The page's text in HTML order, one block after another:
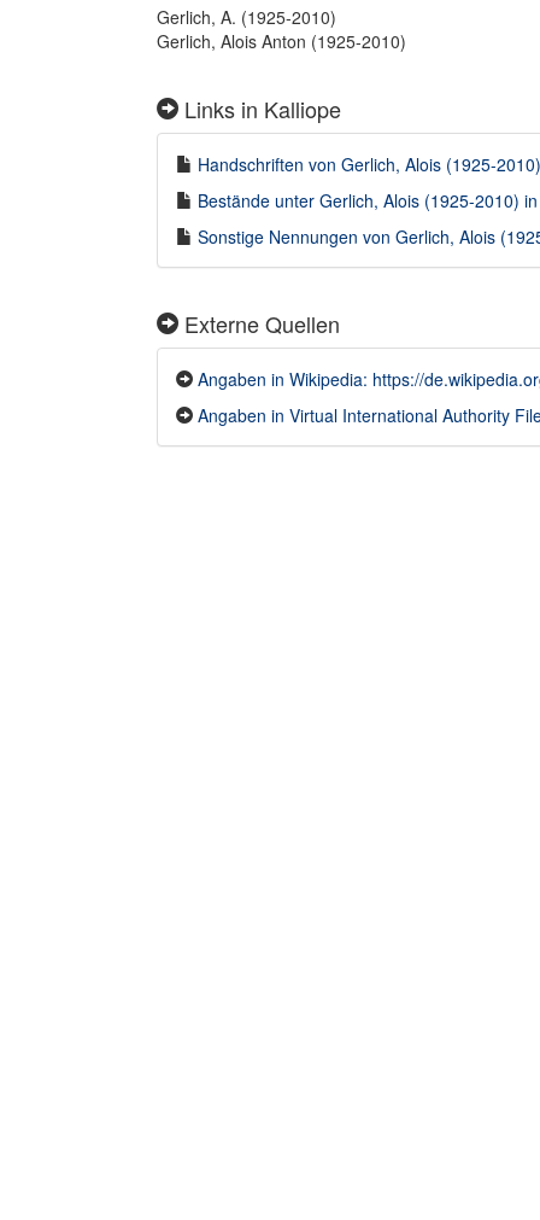
Gerlich, A. (1925-2010)
Gerlich, Alois Anton (1925-2010)
Links in Kalliope
Handschriften von Gerlich, Alois (1925-
Bestände unter Gerlich, Alois (1925-2010)
Sonstige Nennungen von Gerlich, Alois
Externe Quellen
Angaben in Wikipedia: https://
Angaben in Virtual International Authority